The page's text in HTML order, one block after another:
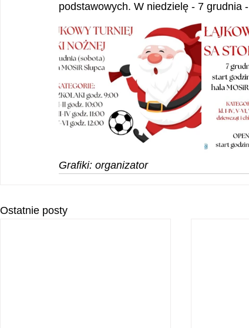
podstawowych. W niedzielę - 7 grudnia
Grafiki: organizator
Ostatnie posty